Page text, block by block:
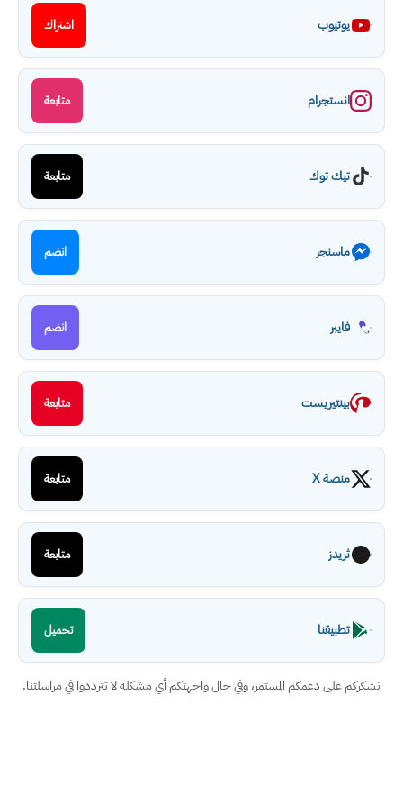
يوتيوب اشتراك
انستجرام متابعة
تيك توك متابعة
ماسنجر انضم
فايبر انضم
بينتيريست متابعة
منصة X متابعة
ثريدز متابعة
تطبيقنا تحميل
نشكركم على دعمكم المستمر، وفي حال واجهتكم أي مشكلة لا تترددوا في مراسلتنا.